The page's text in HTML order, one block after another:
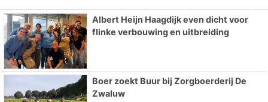
Albert Heijn Haagdijk even dicht voor
flinke verbouwing en uitbreiding
Boer zoekt Buur bij Zorgboerderij De
Zwaluw